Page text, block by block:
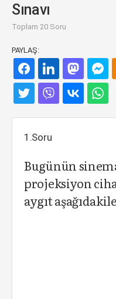
Sınavı
Toplam 20 Soru
PAYLAŞ:
1.Soru
Bugünün
projeksiyon
aygıt